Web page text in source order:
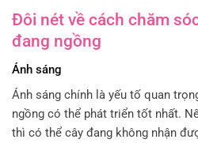
Đôi nét về cách chăm
đang ngồng
Ánh sáng
Ánh sáng chính là yếu tố quan
ngồng có thể phát triển tốt nhất.
thì có thể cây đang không nhận